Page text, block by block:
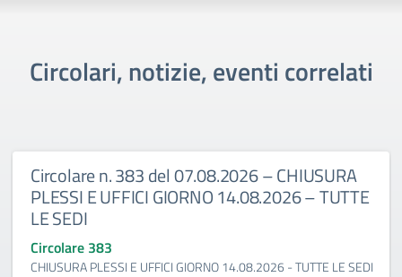
Circolari, notizie, eventi correlati
Circolare n. 383 del 07.08.2026 – CHIUSURA
PLESSI E UFFICI GIORNO 14.08.2026 – TUTTE
LE SEDI
Circolare 383
CHIUSURA PLESSI E UFFICI GIORNO 14.08.2026 - TUTTE LE SEDI